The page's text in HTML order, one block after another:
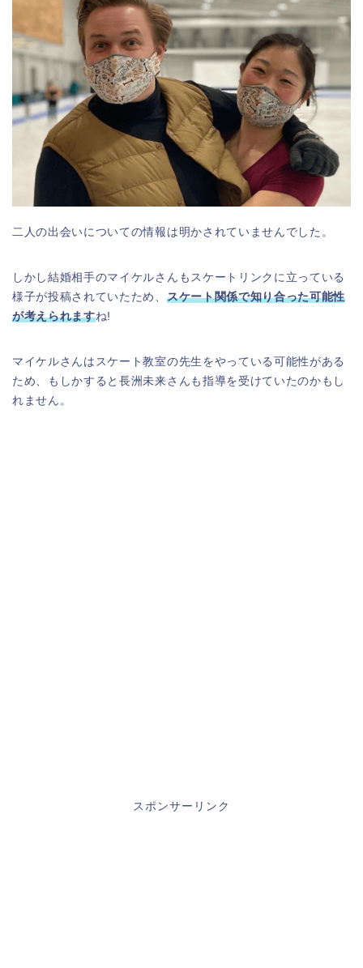
二人の出会いについての情報は明かされていませんでした。
しかし結婚相手のマイケルさんもスケートリンクに立っている
様子が投稿されていたため、 スケート関係で知り合った可能性
が考えられますね!
マイケルさんはスケート教室の先生をやっている可能性がある
ため、もしかすると長洲未来さんも指導を受けていたのかもし
れません。
スポンサーリンク